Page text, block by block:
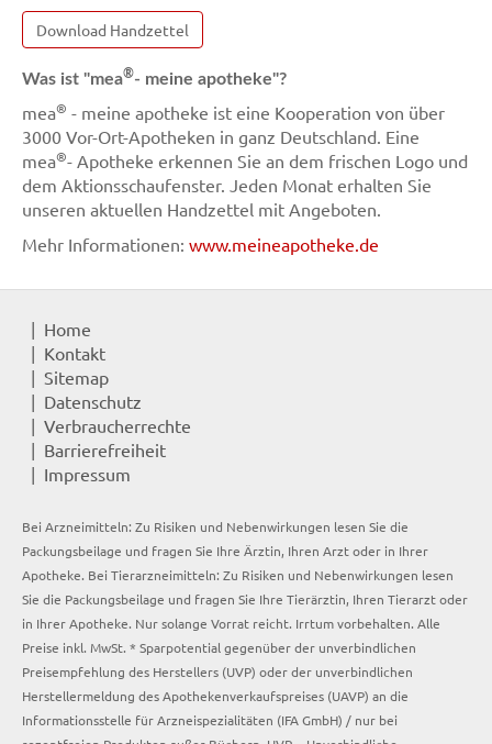
Download Handzettel
Was ist "mea®- meine apotheke"?
mea® - meine apotheke ist eine Kooperation von über
3000 Vor-Ort-Apotheken in ganz Deutschland. Eine
mea®- Apotheke erkennen Sie an dem frischen Logo und
dem Aktionsschaufenster. Jeden Monat erhalten Sie
unseren aktuellen Handzettel mit Angeboten.
Mehr Informationen: www.meineapotheke.de
Home
Kontakt
Sitemap
Datenschutz
Verbraucherrechte
Barrierefreiheit
Impressum
Bei Arzneimitteln: Zu Risiken und Nebenwirkungen lesen Sie die
Packungsbeilage und fragen Sie Ihre Ärztin, Ihren Arzt oder in Ihrer
Apotheke. Bei Tierarzneimitteln: Zu Risiken und Nebenwirkungen lesen
Sie die Packungsbeilage und fragen Sie Ihre Tierärztin, Ihren Tierarzt oder
in Ihrer Apotheke. Nur solange Vorrat reicht. Irrtum vorbehalten. Alle
Preise inkl. MwSt. * Sparpotential gegenüber der unverbindlichen
Preisempfehlung des Herstellers (UVP) oder der unverbindlichen
Herstellermeldung des Apothekenverkaufspreises (UAVP) an die
Informationsstelle für Arzneispezialitäten (IFA GmbH) / nur bei